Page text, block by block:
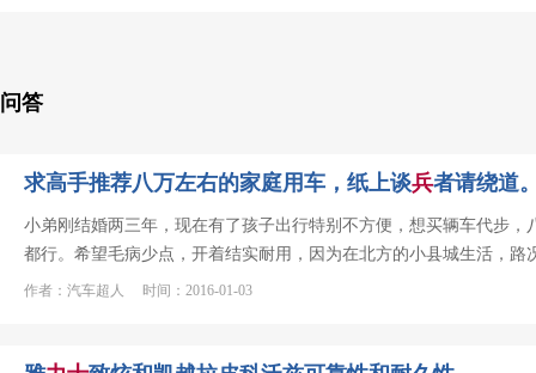
问答
求高手推荐八万左右的家庭用车，纸上谈兵者请绕道
小弟刚结婚两三年，现在有了孩子出行特别不方便，想买辆车代步
都行。希望毛病少点，开着结实耐用，因为在北方的小县城生活，
作者：汽车超人 时间：2016-01-03